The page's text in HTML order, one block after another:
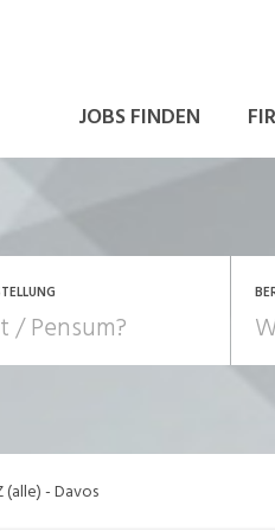
JOBS FINDEN
(alle) - Davos